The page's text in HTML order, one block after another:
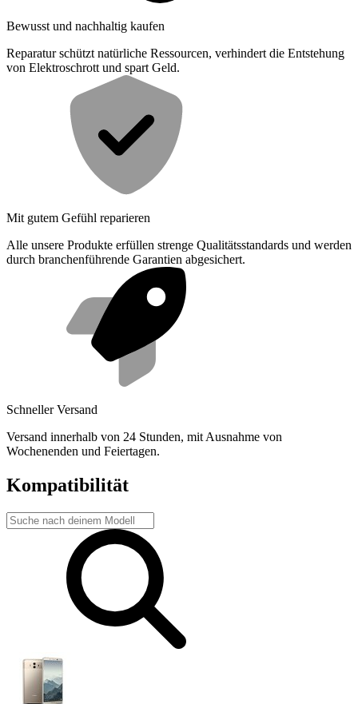
Bewusst und nachhaltig kaufen
Reparatur schützt natürliche Ressourcen, verhindert die Entstehung
von Elektroschrott und spart Geld.
Mit gutem Gefühl reparieren
Alle unsere Produkte erfüllen strenge Qualitätsstandards und werden
durch branchenführende Garantien abgesichert.
Schneller Versand
Versand innerhalb von 24 Stunden, mit Ausnahme von
Wochenenden und Feiertagen.
Kompatibilität